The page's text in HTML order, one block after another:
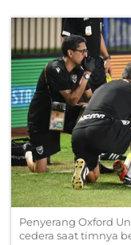
Penyerang Oxford
cedera saat timnya